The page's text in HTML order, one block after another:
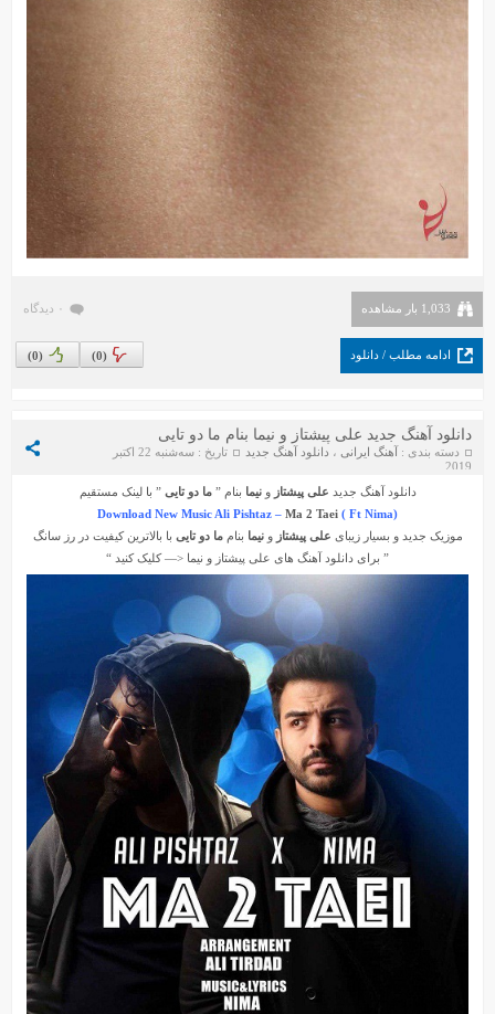
1,033 بار مشاهده ۰ دیدگاه
ادامه مطلب / دانلود (
0
) (
0
)
دانلود آهنگ جدید علی پیشتاز و نیما بنام ما دو تایی
دسته بندی :آهنگ ایرانی ، دانلود آهنگ جدید
تاریخ : سه‌شنبه 22 اکتبر
2019
دانلود آهنگ جدید علی پیشتازو نیما بنام ”ما دو تایی” با لینک مستقیم
Download New Music Ali Pishtaz – Ma 2 Taei ( Ft Nima)
موزیک جدید و بسیار زیبای علی پیشتازو نیما بنام ما دو تایی با بالاترین کیفیت در رز سانگ
” برای دانلود آهنگ های علی پیشتاز و نیما <— کلیک کنید “